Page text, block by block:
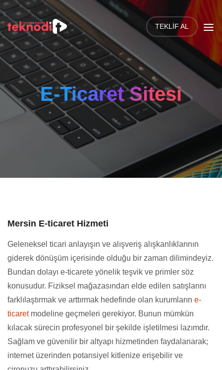
TEKLIF AL
E-Ticaret Sitesi
Mersin E-ticaret Hizmeti
Geleneksel ticari anlayışın ve alışveriş alışkanlıklarının
giderek dönüşüm içerisinde olduğu bir zaman dilimindeyiz.
Bundan dolayı e-ticarete yönelik teşvik ve primler söz
konusudur. Fiziksel mağazasından elde edilen satışlarını
farklılaştırmak ve arttırmak hedefinde olan kurumların e-
ticaretmodeline geçmeleri gerekiyor. Bunun mümkün
kılacak sürecin profesyonel bir şekilde işletilmesi lazımdır.
Sağlam ve güvenilir bir altyapı hizmetinden faydalanarak;
internet üzerinden potansiyel kitlenize erişebilir ve